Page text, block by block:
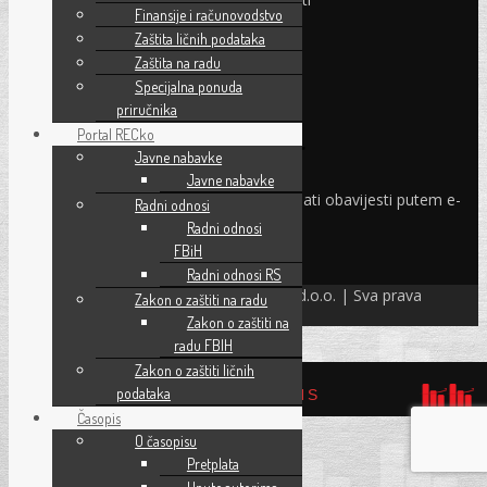
Subota:
Ne radimo
Nedjelja i praznici:Ne radimo
Pravo i finansije
Facebook
Linkedin
Prijava na newsletter
Odaberite oblasti iz kojih želite primati obavijesti putem e-
© Refam Creative Solutions – REC d.o.o. | Sva prava
zadržava. All rights reserved.
REFAM CREATIVE SOLUTIONS
Finansije i računovodstvo
Zaštita ličnih podataka
Zaštita na radu
Specijalna ponuda
priručnika
Portal RECko
Javne nabavke
Javne nabavke
Radni odnosi
Radni odnosi
FBiH
Radni odnosi RS
Zakon o zaštiti na radu
Zakon o zaštiti na
radu FBIH
Zakon o zaštiti ličnih
podataka
Časopis
O časopisu
Pretplata